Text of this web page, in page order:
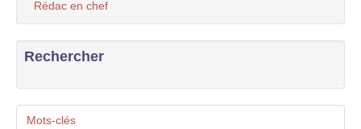
Rédac en chef
Rechercher
Mots-clés